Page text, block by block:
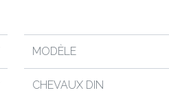
MODÈLE
CHEVAUX DIN